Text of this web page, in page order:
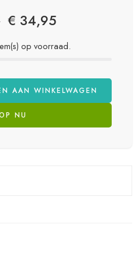
€ 34,95
op voorraad.
AAN WINKELWAGEN
NU